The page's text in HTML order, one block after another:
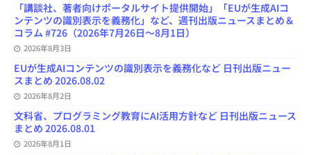
「講談社、著者向けポータルサイト提供開始」「EUが生成AIコ
ンテンツの識別表示を義務化」など、週刊出版ニュースまとめ＆
コラム #726（2026年7月26日～8月1日）
2026年8月3日
EUが生成AIコンテンツの識別表示を義務化など 日刊出版ニュー
スまとめ 2026.08.02
2026年8月2日
文科省、プログラミング教育にAI活用方針など 日刊出版ニュース
まとめ 2026.08.01
2026年8月1日